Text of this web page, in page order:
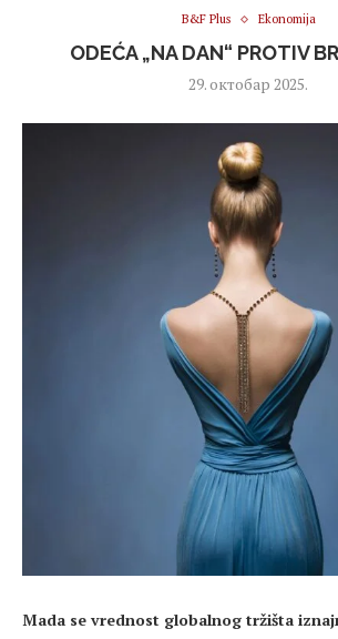
B&F Plus Ekonomija
ODEĆA „NA DAN“ PROTIV
29. октобар 2025.
Mada se vrednost globalnog tržišta